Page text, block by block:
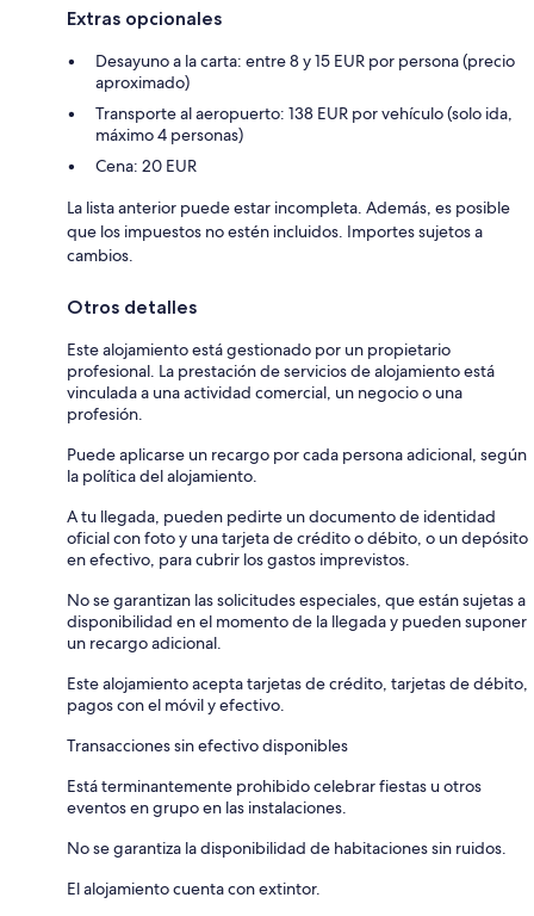
Extras opcionales
Desayuno a la carta: entre 8 y 15 EUR por persona (precio
aproximado)
Transporte al aeropuerto: 138 EUR por vehículo (solo ida,
máximo 4 personas)
Cena: 20 EUR
La lista anterior puede estar incompleta. Además, es posible
que los impuestos no estén incluidos. Importes sujetos a
cambios.
Otros detalles
Este alojamiento está gestionado por un propietario
profesional. La prestación de servicios de alojamiento está
vinculada a una actividad comercial, un negocio o una
profesión.
Puede aplicarse un recargo por cada persona adicional, según
la política del alojamiento.
A tu llegada, pueden pedirte un documento de identidad
oficial con foto y una tarjeta de crédito o débito, o un depósito
en efectivo, para cubrir los gastos imprevistos.
No se garantizan las solicitudes especiales, que están sujetas a
disponibilidad en el momento de la llegada y pueden suponer
un recargo adicional.
Este alojamiento acepta tarjetas de crédito, tarjetas de débito,
pagos con el móvil y efectivo.
Transacciones sin efectivo disponibles
Está terminantemente prohibido celebrar fiestas u otros
eventos en grupo en las instalaciones.
No se garantiza la disponibilidad de habitaciones sin ruidos.
El alojamiento cuenta con extintor.